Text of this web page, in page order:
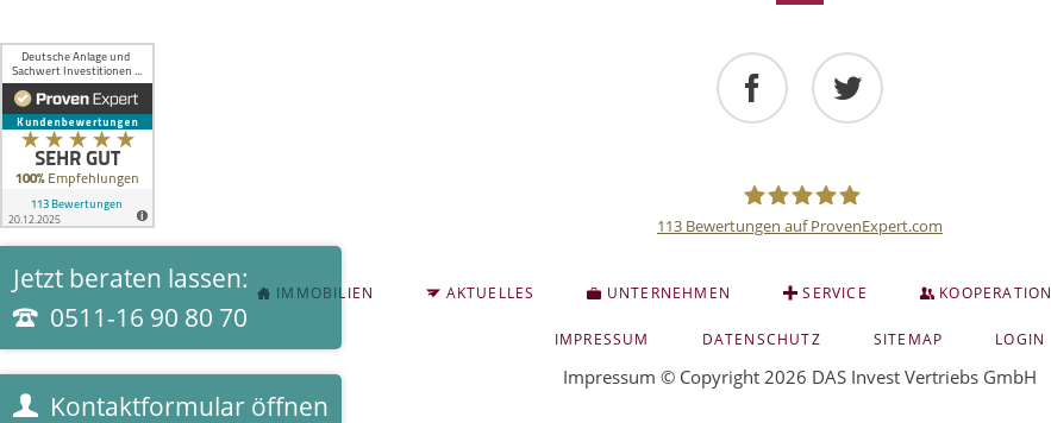
Jetzt beraten lassen:
0511-16 90 80 70
Kontaktformular öffnen
und
113 Bewertungen auf ProvenExpert.com
NAVIGATION
ÜBERSPRINGEN
IMMOBILIEN AKTUELLES UNTERNEHMEN SERVICE KOOPERATION
ÜBERSPRINGEN
IMPRESSUM DATENSCHUTZ SITEMAP LOGIN
Impressum © Copyright 2026 DAS Invest Vertriebs GmbH